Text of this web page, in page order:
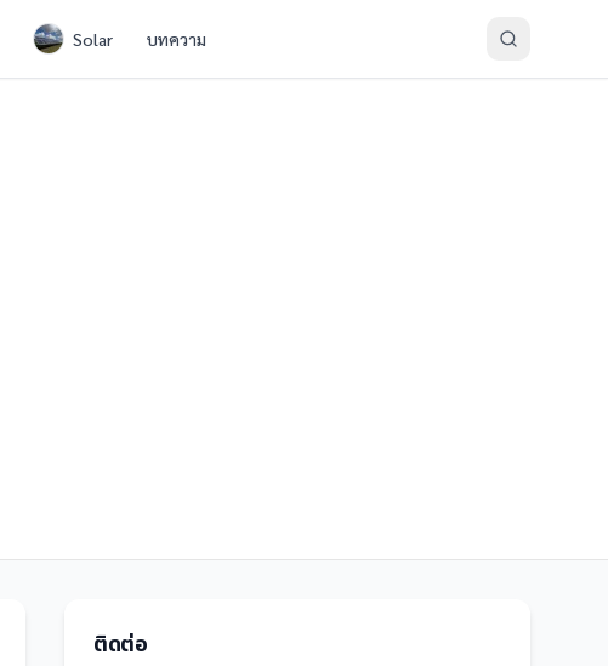
Solar บทความ
ติดต่อ